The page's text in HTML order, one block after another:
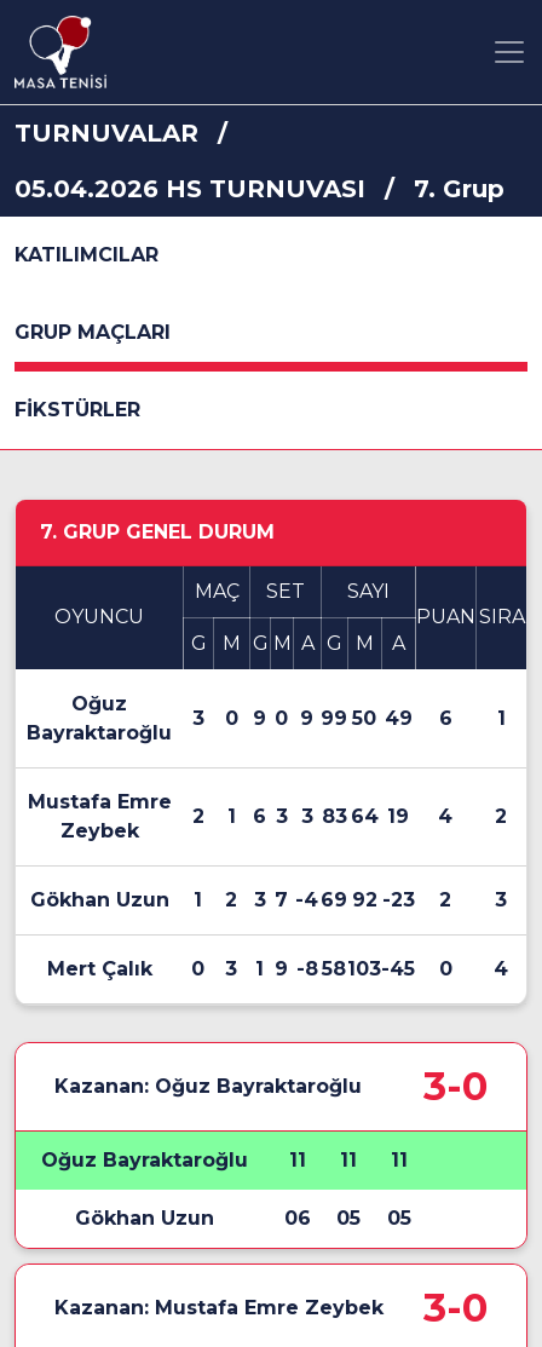
TURNUVALAR
05.04.2026 HS TURNUVASI
7. Grup
KATILIMCILAR
GRUP MAÇLARI
FİKSTÜRLER
7. GRUP GENEL DURUM
OYUNCU
MAÇ SET
SAYI
PUAN SIRA
G
M G M A G M A
Oğuz
Bayraktaroğlu
3 0 9 0 9 99 50 49 6 1
Mustafa Emre
Zeybek
2 1 6 3 3 83 64 19 4 2
Gökhan Uzun 1 2 3 7 -469 92 -23 2 3
Mert Çalık 0 3 1 9 -858103-45 0 4
Kazanan: Oğuz Bayraktaroğlu 3-0
Oğuz Bayraktaroğlu 11 11 11
Gökhan Uzun 06 05 05
Kazanan: Mustafa Emre Zeybek 3-0